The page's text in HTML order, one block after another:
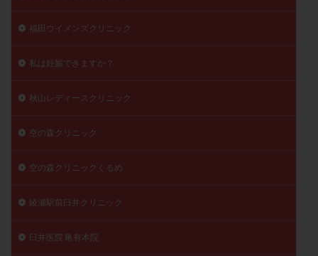
福田ウイメンズクリニック
私は妊娠できますか？
秋山レディースクリニック
空の森クリニック
空の森クリニックくるめ
綾瀬駅前臼井クリニック
臼井医院 亀有本院